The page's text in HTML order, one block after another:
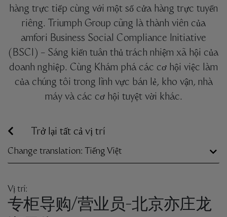
hàng trực tiếp cùng với một số cửa hàng trực tuyến
riêng. Triumph Group cũng là thành viên của
amfori Business Social Compliance Initiative
(BSCI) – Sáng kiến tuân thủ trách nhiệm xã hội của
doanh nghiệp. Cùng Khám phá các cơ hội việc làm
của chúng tôi trong lĩnh vực bán lẻ, kho vận, nhà
máy và các cơ hội tuyệt vời khác.
Trở lại tất cả vị trí
Change translation: Tiếng Việt
Vị trí:
专柜导购/营业员-北京亦庄龙